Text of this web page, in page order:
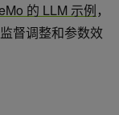
的 LLM 示例，
督调整和参数效